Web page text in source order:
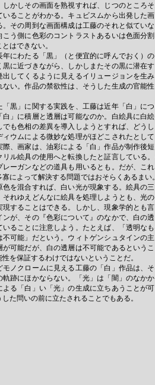
しかしその画面を熟視すれば、じつのところ
いることがわかる。キュビスムから出発した
。その周到な画面構成は工藤のそれと似てい
こう側に色彩のコントラストあるいは色面分
はできない。
にわたる「黒」（と便宜的に呼んでおく）
黒に近づきながら、しかしまたその黒に潜在
出してくるように見えるイリュージョンを生
ない。作品の禁欲性は、そうした生成の官能
黒」に関する実践を、工藤は近年「白」に
白」に積層と透層は可能なのか。白絵具に白
でも色相の差異を導入しようとすれば、どう
ィウムによる微妙な処理がほどこされたとし
際、画家は、油彩による「白」作品が制作後
リル絵具の使用へと転換したと証言している
レーガンなどの道具も用いるとも。だが、こ
寡によって解決する問題ではおそらくあるまい。
を混合すれば、白い光が現象する。絵具の
それゆえどんなに絵具を処理しようとも、光
現することはできる。しかし、現象学的とも
ンが、その『色彩について』のなかで、白の
いることに注意しよう。たとえば、「透明な
不可能」だという。ウィトゲンシュタインの
が可能だが、白の透層は不可能であるという
を保証するわけではないということだ。
ノクロームに見える工藤の「白」作品は、
軌跡にほかならない。「光」は「闇」のなか
よる「白」い「光」の生成に立ちあうことが
した問いの前に立たされることでもある。